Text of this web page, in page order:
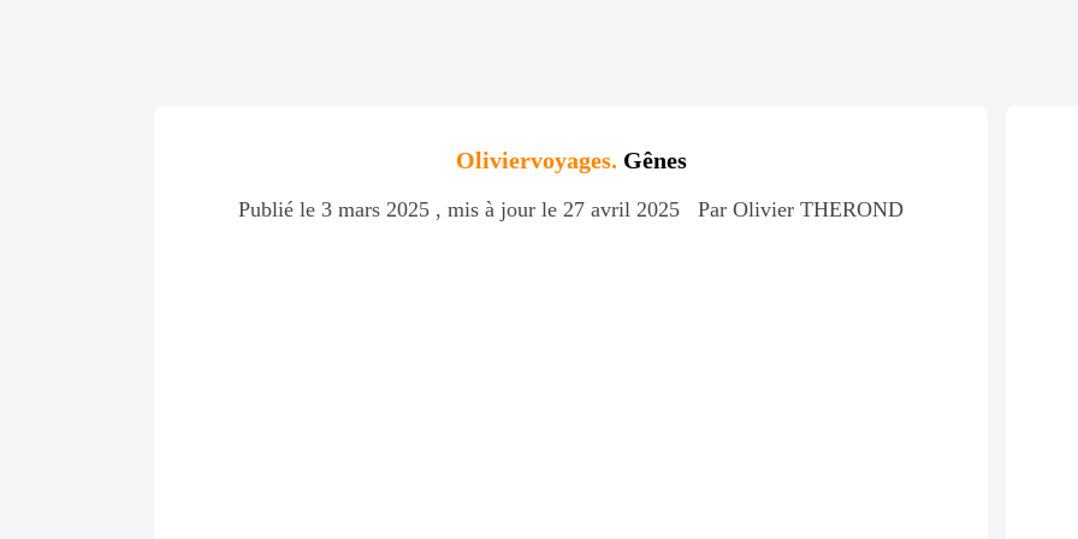
Oliviervoyages. Gênes
Publié le 3 mars 2025 , mis à jour le 27 avril 2025 Par Olivier THEROND